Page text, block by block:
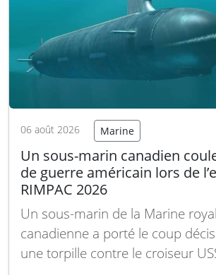
06 août 2026 Marine
Un sous-marin canadien
de guerre américain lors de
RIMPAC 2026
Un sous-marin de la Marine
canadienne a porté le coup
une torpille contre le croiseur